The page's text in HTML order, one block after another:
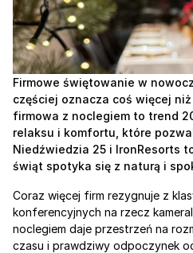
Firmowe świętowanie w
częściej oznacza coś więcej
firmowa z noclegiem to trend
relaksu i komfortu, które
Niedźwiedzia 25 i IronResorts
świąt spotyka się z naturą i
Coraz więcej firm rezygnuje z
konferencyjnych na rzecz
noclegiem daje przestrzeń na
czasu i prawdziwy odpoczynek